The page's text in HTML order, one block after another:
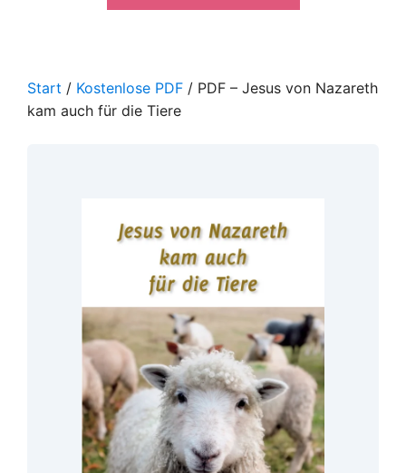
Start / Kostenlose PDF / PDF – Jesus von Nazareth
kam auch für die Tiere